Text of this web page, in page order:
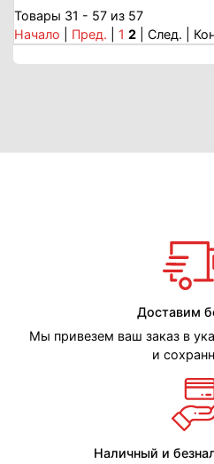
Товары 31 - 57 из 57
Начало
Пред. 1 2 | След. |
Доставим
Мы привезем ваш заказ в
и
Наличный и